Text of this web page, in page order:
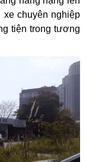
xe chuyên nghiệp
tiện trong tương